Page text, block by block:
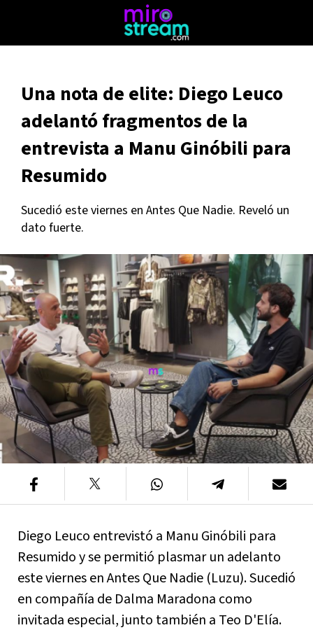
Una nota de elite: Diego Leuco
adelantó fragmentos de la
entrevista a Manu Ginóbili para
Resumido
Sucedió este viernes en Antes Que Nadie. Reveló un
dato fuerte.
Diego Leuco entrevistó a Manu Ginóbili para
Resumido y se permitió plasmar un adelanto
este viernes en Antes Que Nadie (Luzu). Sucedió
en compañía de Dalma Maradona como
invitada especial, junto también a Teo D'Elía.